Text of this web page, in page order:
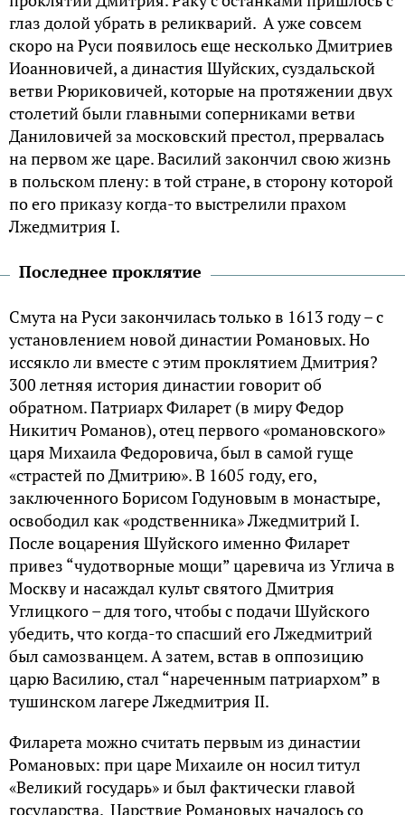
глаз долой убрать в реликварий. А уже совсем
скоро на Руси появилось еще несколько Дмитриев
Иоанновичей, а династия Шуйских, суздальской
ветви Рюриковичей, которые на протяжении двух
столетий были главными соперниками ветви
Даниловичей за московский престол, прервалась
на первом же царе. Василий закончил свою жизнь
в польском плену: в той стране, в сторону которой
по его приказу когда-то выстрелили прахом
Лжедмитрия I.
Последнее проклятие
Смута на Руси закончилась только в 1613 году – с
установлением новой династии Романовых. Но
иссякло ли вместе с этим проклятием Дмитрия?
300 летняя история династии говорит об
обратном. Патриарх Филарет (в миру Федор
Никитич Романов), отец первого «романовского»
царя Михаила Федоровича, был в самой гуще
«страстей по Дмитрию». В 1605 году, его,
заключенного Борисом Годуновым в монастыре,
освободил как «родственника» Лжедмитрий I.
После воцарения Шуйского именно Филарет
привез “чудотворные мощи” царевича из Углича в
Москву и насаждал культ святого Дмитрия
Углицкого – для того, чтобы с подачи Шуйского
убедить, что когда-то спасший его Лжедмитрий
был самозванцем. А затем, встав в оппозицию
царю Василию, стал “нареченным патриархом” в
тушинском лагере Лжедмитрия II.
Филарета можно считать первым из династии
Романовых: при царе Михаиле он носил титул
«Великий государь» и был фактически главой
государства. Царствие Романовых началось со